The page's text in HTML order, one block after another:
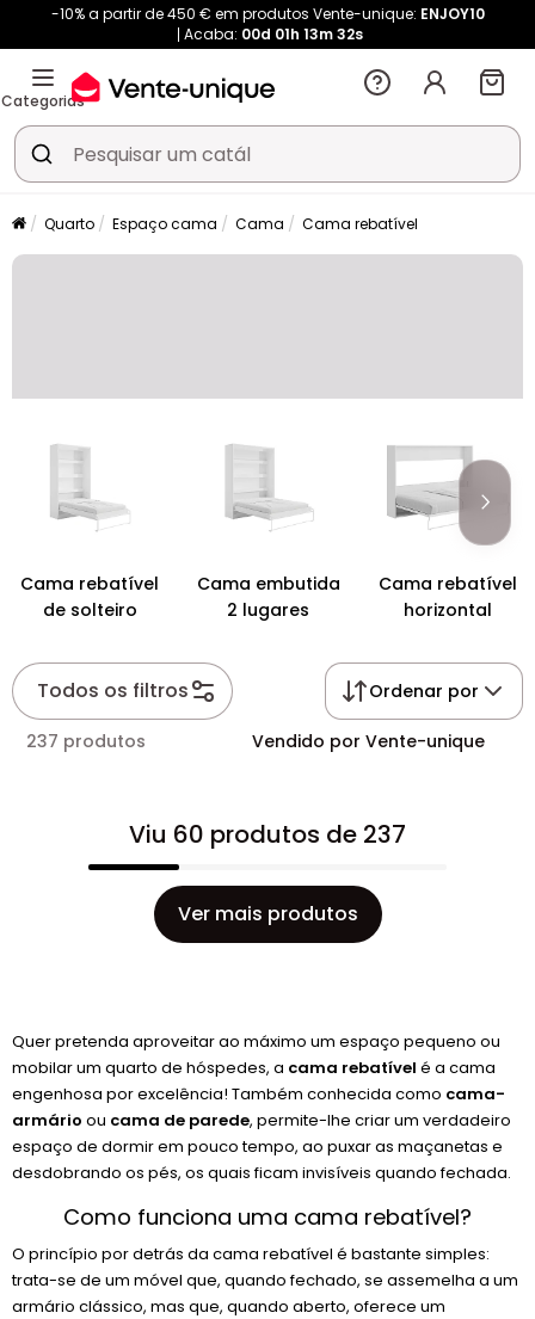
-10% a partir de 450 € em produtos Vente-unique: ENJOY10
Acaba: 00d 01h 13m 32s
Categorias
Quarto Espaço cama Cama Cama rebatível
Cama rebatível
de solteiro
Cama embutida
2 lugares
Cama rebatível
horizontal
Todos os filtros Ordenar por
237 produtos Vendido por Vente-unique
Viu 60 produtos de 237
Ver mais produtos
Quer pretenda aproveitar ao máximo um espaço pequeno ou
mobilar um quarto de hóspedes, a cama rebatível é a cama
engenhosa por excelência! Também conhecida como cama-
armário ou cama de parede, permite-lhe criar um verdadeiro
espaço de dormir em pouco tempo, ao puxar as maçanetas e
desdobrando os pés, os quais ficam invisíveis quando fechada.
Como funciona uma cama rebatível?
O princípio por detrás da cama rebatível é bastante simples:
trata-se de um móvel que, quando fechado, se assemelha a um
armário clássico, mas que, quando aberto, oferece um